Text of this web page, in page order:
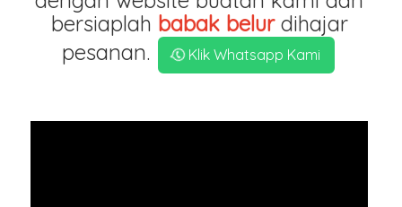
bersiaplah babak belurdihajar
pesanan.
Klik Whatsapp Kami